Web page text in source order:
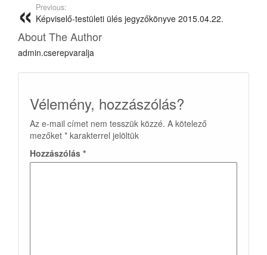
Previous:
Képviselő-testületi ülés jegyzőkönyve 2015.04.22.
About The Author
admin.cserepvaralja
Vélemény, hozzászólás?
Az e-mail címet nem tesszük közzé. A kötelező
mezőket * karakterrel jelöltük
Hozzászólás *